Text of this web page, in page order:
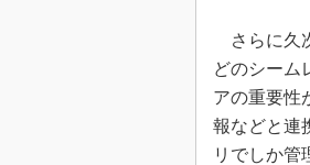
さらに久
どのシーム
アの重要性
報などと連
リでしか管